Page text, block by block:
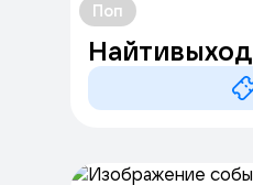
Поп
Найтивыход